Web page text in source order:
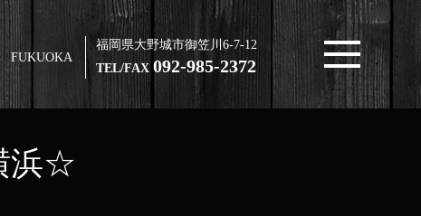
FUKUOKA
福岡県大野城市御笠川6-7-12
TEL/FAX 092-985-2372
浜☆